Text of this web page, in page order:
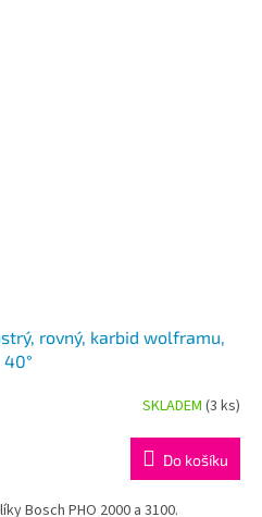
rovný, karbid wolframu,
40°
SKLADEM (3 ks)
Do košíku
Bosch PHO 2000 a 3100.